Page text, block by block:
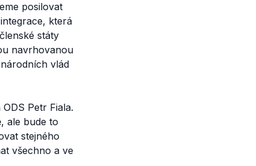
posilovat
která
státy
navrhovanou
vlád
Petr Fiala.
ale bude to
stejného
všechno a ve